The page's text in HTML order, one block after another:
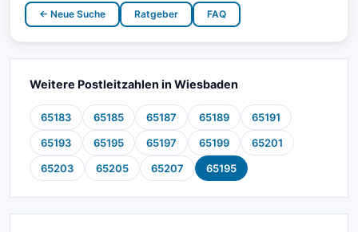
← Neue Suche Ratgeber FAQ
Weitere Postleitzahlen in Wiesbaden
65183 65185 65187 65189
65191
65193
65195 65197 65199
65201
65203
65205 65207 65195